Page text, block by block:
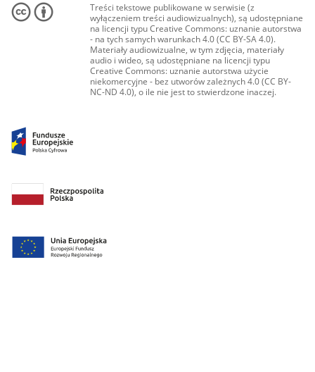
Treści tekstowe publikowane w serwisie (z
wyłączeniem treści audiowizualnych), są udostępniane
na licencji typu Creative Commons: uznanie autorstwa
- na tych samych warunkach 4.0 (CC BY-SA 4.0).
Materiały audiowizualne, w tym zdjęcia, materiały
audio i wideo, są udostępniane na licencji typu
Creative Commons: uznanie autorstwa użycie
niekomercyjne - bez utworów zależnych 4.0 (CC BY-
NC-ND 4.0), o ile nie jest to stwierdzone inaczej.